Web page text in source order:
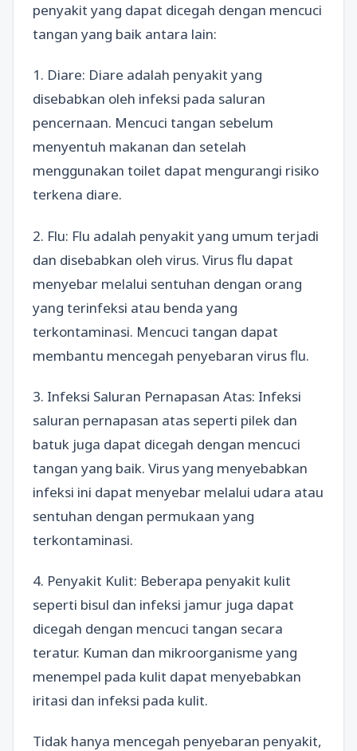
penyakit yang dapat dicegah dengan mencuci
tangan yang baik antara lain:
1. Diare: Diare adalah penyakit yang
disebabkan oleh infeksi pada saluran
pencernaan. Mencuci tangan sebelum
menyentuh makanan dan setelah
menggunakan toilet dapat mengurangi risiko
terkena diare.
2. Flu: Flu adalah penyakit yang umum terjadi
dan disebabkan oleh virus. Virus flu dapat
menyebar melalui sentuhan dengan orang
yang terinfeksi atau benda yang
terkontaminasi. Mencuci tangan dapat
membantu mencegah penyebaran virus flu.
3. Infeksi Saluran Pernapasan Atas: Infeksi
saluran pernapasan atas seperti pilek dan
batuk juga dapat dicegah dengan mencuci
tangan yang baik. Virus yang menyebabkan
infeksi ini dapat menyebar melalui udara atau
sentuhan dengan permukaan yang
terkontaminasi.
4. Penyakit Kulit: Beberapa penyakit kulit
seperti bisul dan infeksi jamur juga dapat
dicegah dengan mencuci tangan secara
teratur. Kuman dan mikroorganisme yang
menempel pada kulit dapat menyebabkan
iritasi dan infeksi pada kulit.
Tidak hanya mencegah penyebaran penyakit,